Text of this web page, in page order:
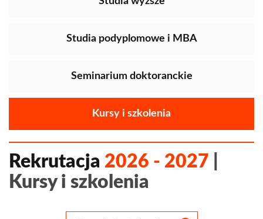
Studia podyplomowe i MBA
Seminarium doktoranckie
Kursy i szkolenia
Rekrutacja 2026 - 2027
Kursy i szkolenia